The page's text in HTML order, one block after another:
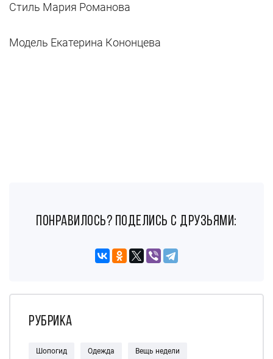
Стиль Мария Романова
Модель Екатерина Кононцева
понравилось? поделись с друзьями:
Рубрика
Шопогид Одежда Вещь недели